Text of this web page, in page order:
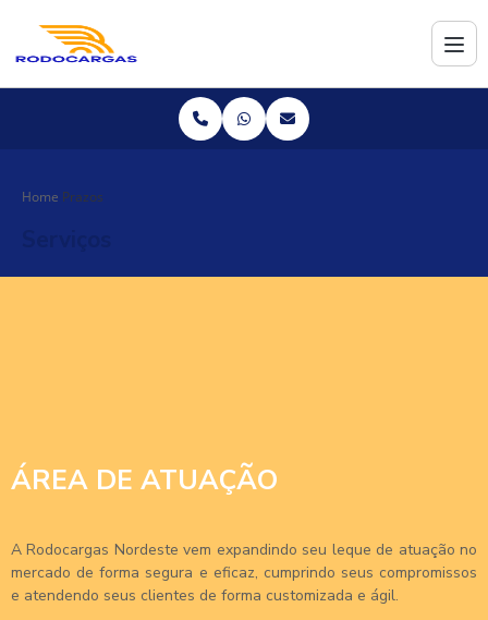
Home Prazos
ÁREA DE ATUAÇÃO
A Rodocargas Nordeste vem expandindo seu leque de atuação no
mercado de forma segura e eficaz, cumprindo seus compromissos
e atendendo seus clientes de forma customizada e ágil.